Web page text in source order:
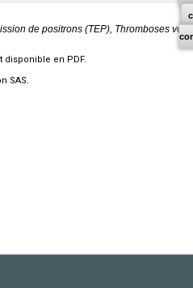
de positrons (TEP), Thromboses
disponible en PDF.
SAS.